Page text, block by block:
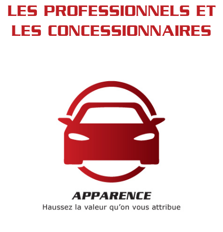
LES PROFESSIONNELS ET
LES CONCESSIONNAIRES